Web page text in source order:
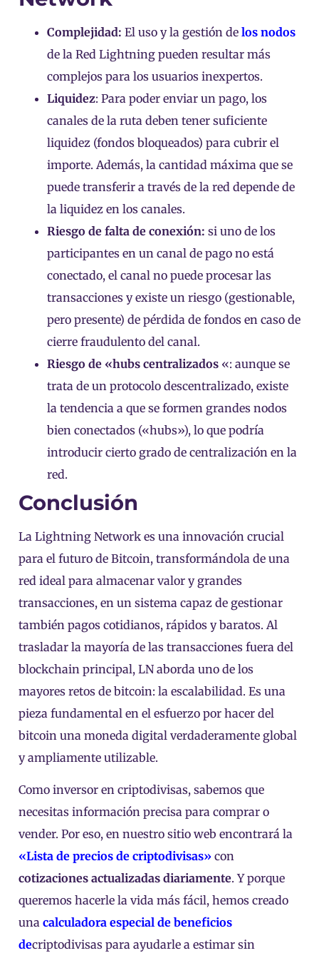
Complejidad: El uso y la gestión de los nodos
de la Red Lightning pueden resultar más
complejos para los usuarios inexpertos.
Liquidez: Para poder enviar un pago, los
canales de la ruta deben tener suficiente
liquidez (fondos bloqueados) para cubrir el
importe. Además, la cantidad máxima que se
puede transferir a través de la red depende de
la liquidez en los canales.
Riesgo de falta de conexión: si uno de los
participantes en un canal de pago no está
conectado, el canal no puede procesar las
transacciones y existe un riesgo (gestionable,
pero presente) de pérdida de fondos en caso de
cierre fraudulento del canal.
Riesgo de «hubs centralizados «: aunque se
trata de un protocolo descentralizado, existe
la tendencia a que se formen grandes nodos
bien conectados («hubs»), lo que podría
introducir cierto grado de centralización en la
red.
Conclusión
La Lightning Network es una innovación crucial
para el futuro de Bitcoin, transformándola de una
red ideal para almacenar valor y grandes
transacciones, en un sistema capaz de gestionar
también pagos cotidianos, rápidos y baratos. Al
trasladar la mayoría de las transacciones fuera del
blockchain principal, LN aborda uno de los
mayores retos de bitcoin: la escalabilidad. Es una
pieza fundamental en el esfuerzo por hacer del
bitcoin una moneda digital verdaderamente global
y ampliamente utilizable.
Como inversor en criptodivisas, sabemos que
necesitas información precisa para comprar o
vender. Por eso, en nuestro sitio web encontrará la
«Lista de precios de criptodivisas» con
cotizaciones actualizadas diariamente. Y porque
queremos hacerle la vida más fácil, hemos creado
una calculadora especial de beneficios
decriptodivisas para ayudarle a estimar sin